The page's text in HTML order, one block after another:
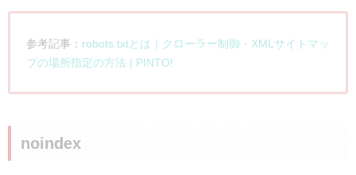
参考記事： robots.txtとは｜クローラー制御・XMLサイトマッ
プの場所指定の方法 | PINTO!
noindex